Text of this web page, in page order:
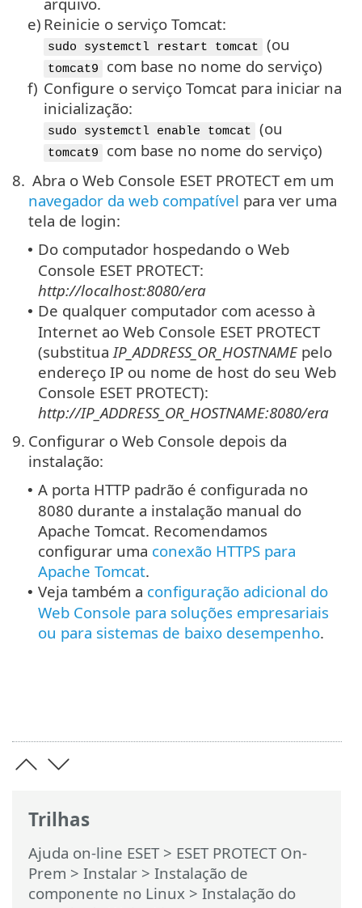
Trilhas
Ajuda on-line ESET> ESET PROTECT On-
Prem > Instalar > Instalação de
componente no Linux > Instalação do
e) Reinicie o serviço Tomcat:
sudo systemctl restart tomcat (ou
tomcat9
com base no nome do serviço)
f) Configure o serviço Tomcat para iniciar na
inicialização:
sudo systemctl enable tomcat (ou
tomcat9
com base no nome do serviço)
8. Abra o Web Console ESET PROTECT em um
navegador da web compatível para ver uma
tela de login:
• Do computador hospedando o Web
Console ESET PROTECT:
http://localhost:8080/era
• De qualquer computador com acesso à
Internet ao Web Console ESET PROTECT
(substitua IP_ADDRESS_OR_HOSTNAMEpelo
endereço IP ou nome de host do seu Web
Console ESET PROTECT):
http://IP_ADDRESS_OR_HOSTNAME:8080/era
9. Configurar o Web Console depois da
instalação:
• A porta HTTP padrão é configurada no
8080 durante a instalação manual do
Apache Tomcat. Recomendamos
configurar uma conexão HTTPS para
Apache Tomcat.
• Veja também a configuração adicional do
Web Console para soluções empresariais
ou para sistemas de baixo desempenho.